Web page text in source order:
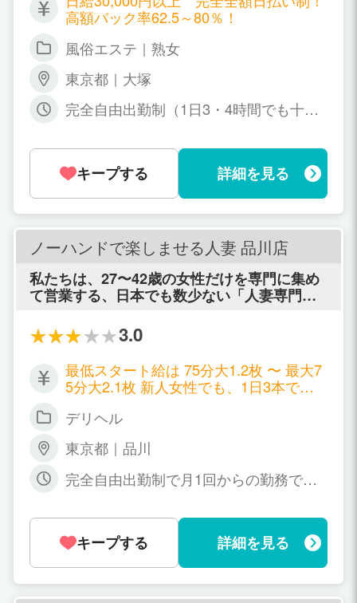
つけていただけます。 多額の金額をかけてマ
ッサージの学校などで身につける技術が、お
金を貰いながら身につけることができます。
嫌な派閥、上下関係などありません。(他の女
性とお会いしません！) マッサージ、ハンドフ
ィニッシュなどの手によるサービス中心にな
りますので安心して長く働けるお店です。 完
2.5～80％！！特別ボーナス制度有り！ 罰金、
ノルマ一切なし！ 短時間で稼ぐことも可能な
ので副業で考えてる方にもピッタリ！ 男性に
癒しを提供するこの仕事に、喜びと誇りを感
じるという女性、募集致します。 そんなあな
たの気持ちを何よりも大切にします！あなた
の要望、気持ちにに応えて、最高のお店を作
り上げていきたいと思っています！ 一緒に、
楽しいお店を作っていきましょう！ 全力でサ
ポート致します。 お気楽にご連絡ください。
高額バック率62.5～80％！
風俗エステ｜熟女
東京都｜大塚
完全自由出勤制（1日3・4時間でも十分
キープする
詳細を見る
ノーハンドで楽しませる人妻 品川店
私たちは、27〜42歳の女性だけを専門に集め
て営業する、日本でも数少ない「人妻専門の
目の女性や、 年齢相応の礼儀や常識・マナー
を持ち合わせていない女性は、残念ながら採
用に至りません。 年齢を重ねると共に、女性
としての魅力をより一層高めている、 いつま
でも女性らしい容姿、そして美しい・もしく
は可愛らしい内面をお持ちの女性をお待ちし
ております。
3.0
最低スタート給は 75分大1.2枚 〜 最大7
5分大2.1枚 新人女性でも、1日3本で今
3本でも大6.3枚 更に、90分なら最低大1.
枚〜10枚稼ぐことも現実的に可能です。
デリヘル
東京都｜品川
完全自由出勤制で月1回からの勤務で大
キープする 詳細を見る